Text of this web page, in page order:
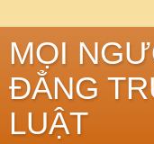
MỌI
ĐẲNG
LUẬT